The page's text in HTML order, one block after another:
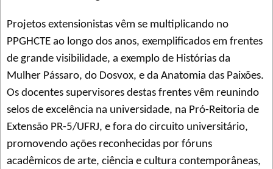
Projetos extensionistas vêm se multiplicando no
PPGHCTE ao longo dos anos, exemplificados em frentes
de grande visibilidade, a exemplo de Histórias da
Mulher Pássaro, do Dosvox, e da Anatomia das Paixões.
Os docentes supervisores destas frentes vêm reunindo
selos de excelência na universidade, na Pró-Reitoria de
Extensão PR-5/UFRJ, e fora do circuito universitário,
promovendo ações reconhecidas por fóruns
acadêmicos de arte, ciência e cultura contemporâneas,